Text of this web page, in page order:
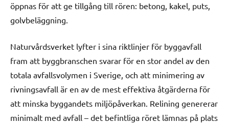
öppnas för att ge tillgång till rören: betong, kakel, puts,
golvbeläggning.
Naturvårdsverket lyfter i sina riktlinjer för byggavfall
fram att byggbranschen svarar för en stor andel av den
totala avfallsvolymen i Sverige, och att minimering av
rivningsavfall är en av de mest effektiva åtgärderna för
att minska byggandets miljöpåverkan. Relining genererar
minimalt med avfall – det befintliga röret lämnas på plats